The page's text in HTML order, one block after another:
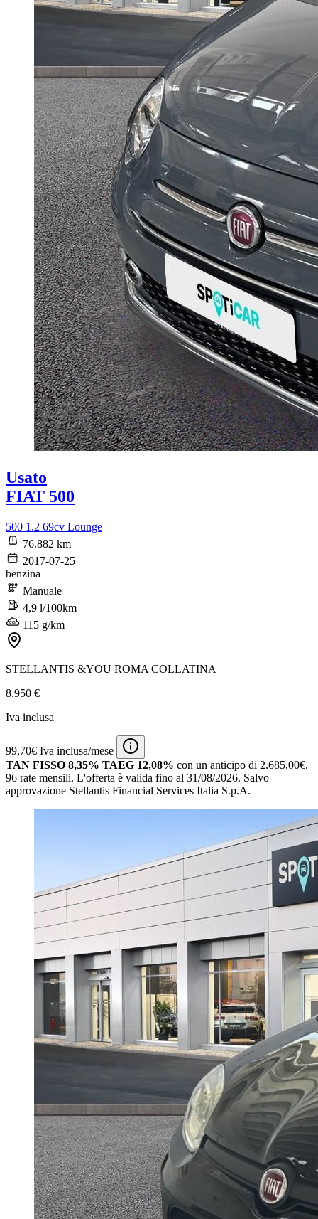
Usato
FIAT 500
500 1.2 69cv Lounge
76.882 km
2017-07-25
benzina
Manuale
4,9 l/100km
115 g/km
STELLANTIS &YOU ROMA COLLATINA
8.950 €
Iva inclusa
99,70€ Iva inclusa/mese
TAN FISSO 8,35% TAEG 12,08% con un anticipo di 2.685,00€.
96 rate mensili. L'offerta è valida fino al 31/08/2026. Salvo
approvazione Stellantis Financial Services Italia S.p.A.